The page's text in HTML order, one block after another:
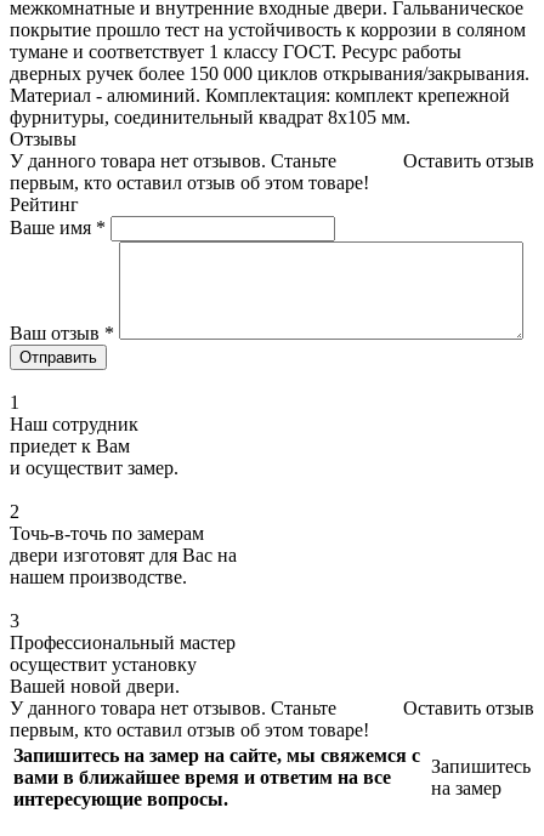
межкомнатные и внутренние входные двери. Гальваническое
покрытие прошло тест на устойчивость к коррозии в соляном
тумане и соответствует 1 классу ГОСТ. Ресурс работы
дверных ручек более 150 000 циклов открывания/закрывания.
Материал - алюминий. Комплектация: комплект крепежной
фурнитуры, соединительный квадрат 8x105 мм.
Отзывы
Оставить отзыв
У данного товара нет отзывов. Станьте
первым, кто оставил отзыв об этом товаре!
Рейтинг
Ваше имя *
Ваш отзыв *
1
Наш сотрудник
приедет к Вам
и осуществит замер.
2
Точь-в-точь по замерам
двери изготовят для Вас на
нашем производстве.
3
Профессиональный мастер
осуществит установку
Вашей новой двери.
Оставить отзыв
У данного товара нет отзывов. Станьте
первым, кто оставил отзыв об этом товаре!
Запишитесь на замер на сайте, мы свяжемся с
вами в ближайшее время и ответим на все
интересующие вопросы.
Запишитесь
на замер